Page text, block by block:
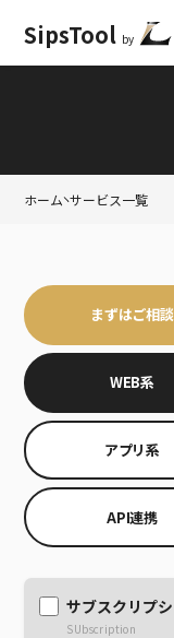
SipsTool by
ホーム サービス一覧
まずはご相談
WEB系
アプリ系
API連携
サブスクリプ
SUbscription